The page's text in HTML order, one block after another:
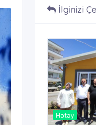
İlginizi
Hatay